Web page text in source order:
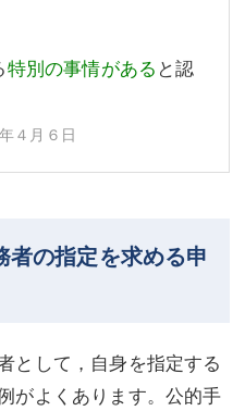
特別の事情がある と認
４月６日
の指定を求める申
として，自身を指定する
がよくあります。公的手